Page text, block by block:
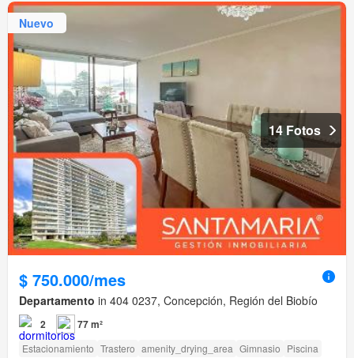
Nuevo
14 Fotos
$ 750.000/mes
Departamento in 404 0237, Concepción, Región del Biobío
2 77 m²
Estacionamiento Trastero amenity_drying_area Gimnasio Piscina